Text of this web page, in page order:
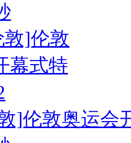
]伦敦奥运会